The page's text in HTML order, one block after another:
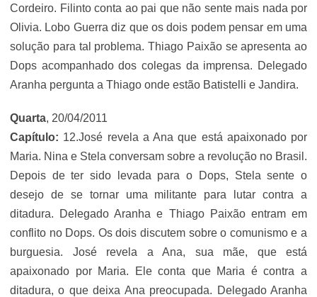
Cordeiro. Filinto conta ao pai que não sente mais nada por
Olivia. Lobo Guerra diz que os dois podem pensar em uma
solução para tal problema. Thiago Paixão se apresenta ao
Dops acompanhado dos colegas da imprensa. Delegado
Aranha pergunta a Thiago onde estão Batistelli e Jandira.
Quarta, 20/04/2011
Capítulo: 12.José revela a Ana que está apaixonado por
Maria. Nina e Stela conversam sobre a revolução no Brasil.
Depois de ter sido levada para o Dops, Stela sente o
desejo de se tornar uma militante para lutar contra a
ditadura. Delegado Aranha e Thiago Paixão entram em
conflito no Dops. Os dois discutem sobre o comunismo e a
burguesia. José revela a Ana, sua mãe, que está
apaixonado por Maria. Ele conta que Maria é contra a
ditadura, o que deixa Ana preocupada. Delegado Aranha